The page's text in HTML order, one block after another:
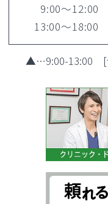
9:00～12:00
13:00～18:00
▲…9:00-13:00 [